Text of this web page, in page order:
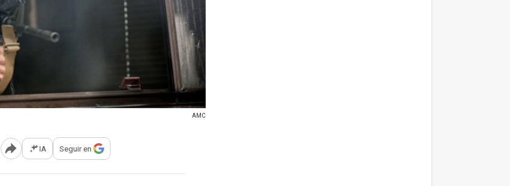
AMC
Abrir opciones para compartir
IA Seguir en